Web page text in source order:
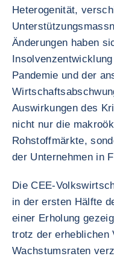
Heterogenität,
Änderungen haben
Pandemie und der
Auswirkungen des
nicht nur die
Rohstoffmärkte,
der Unternehmen in
Die CEE-
in der ersten Hälfte
einer Erholung
trotz der erheblichen
Wachstumsraten